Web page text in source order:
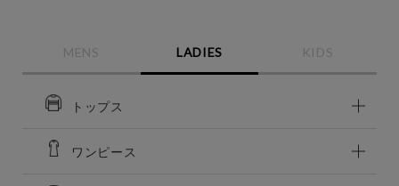
MENS LADIES KIDS
トップス
ワンピース